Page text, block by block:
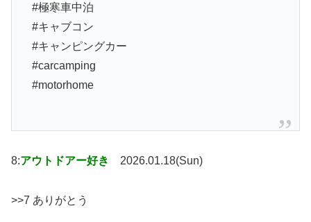
#極寒車中泊
#キャブコン
#キャンピングカー
#carcamping
#motorhome
8:アウトドアー好き 2026.01.18(Sun)
>>7 ありがとう